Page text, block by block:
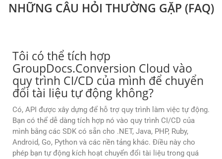
NHỮNG CÂU HỎI THƯỜNG GẶP (FAQ)
Tôi có thể tích hợp
GroupDocs.Conversion Cloud vào
quy trình CI/CD của mình để chuyển
đổi tài liệu tự động không?
Có, API được xây dựng để hỗ trợ quy trình làm việc tự động.
Bạn có thể dễ dàng tích hợp nó vào quy trình CI/CD của
mình bằng các SDK có sẵn cho .NET, Java, PHP, Ruby,
Android, Go, Python và các nền tảng khác. Điều này cho
phép bạn tự động kích hoạt chuyển đổi tài liệu trong quá